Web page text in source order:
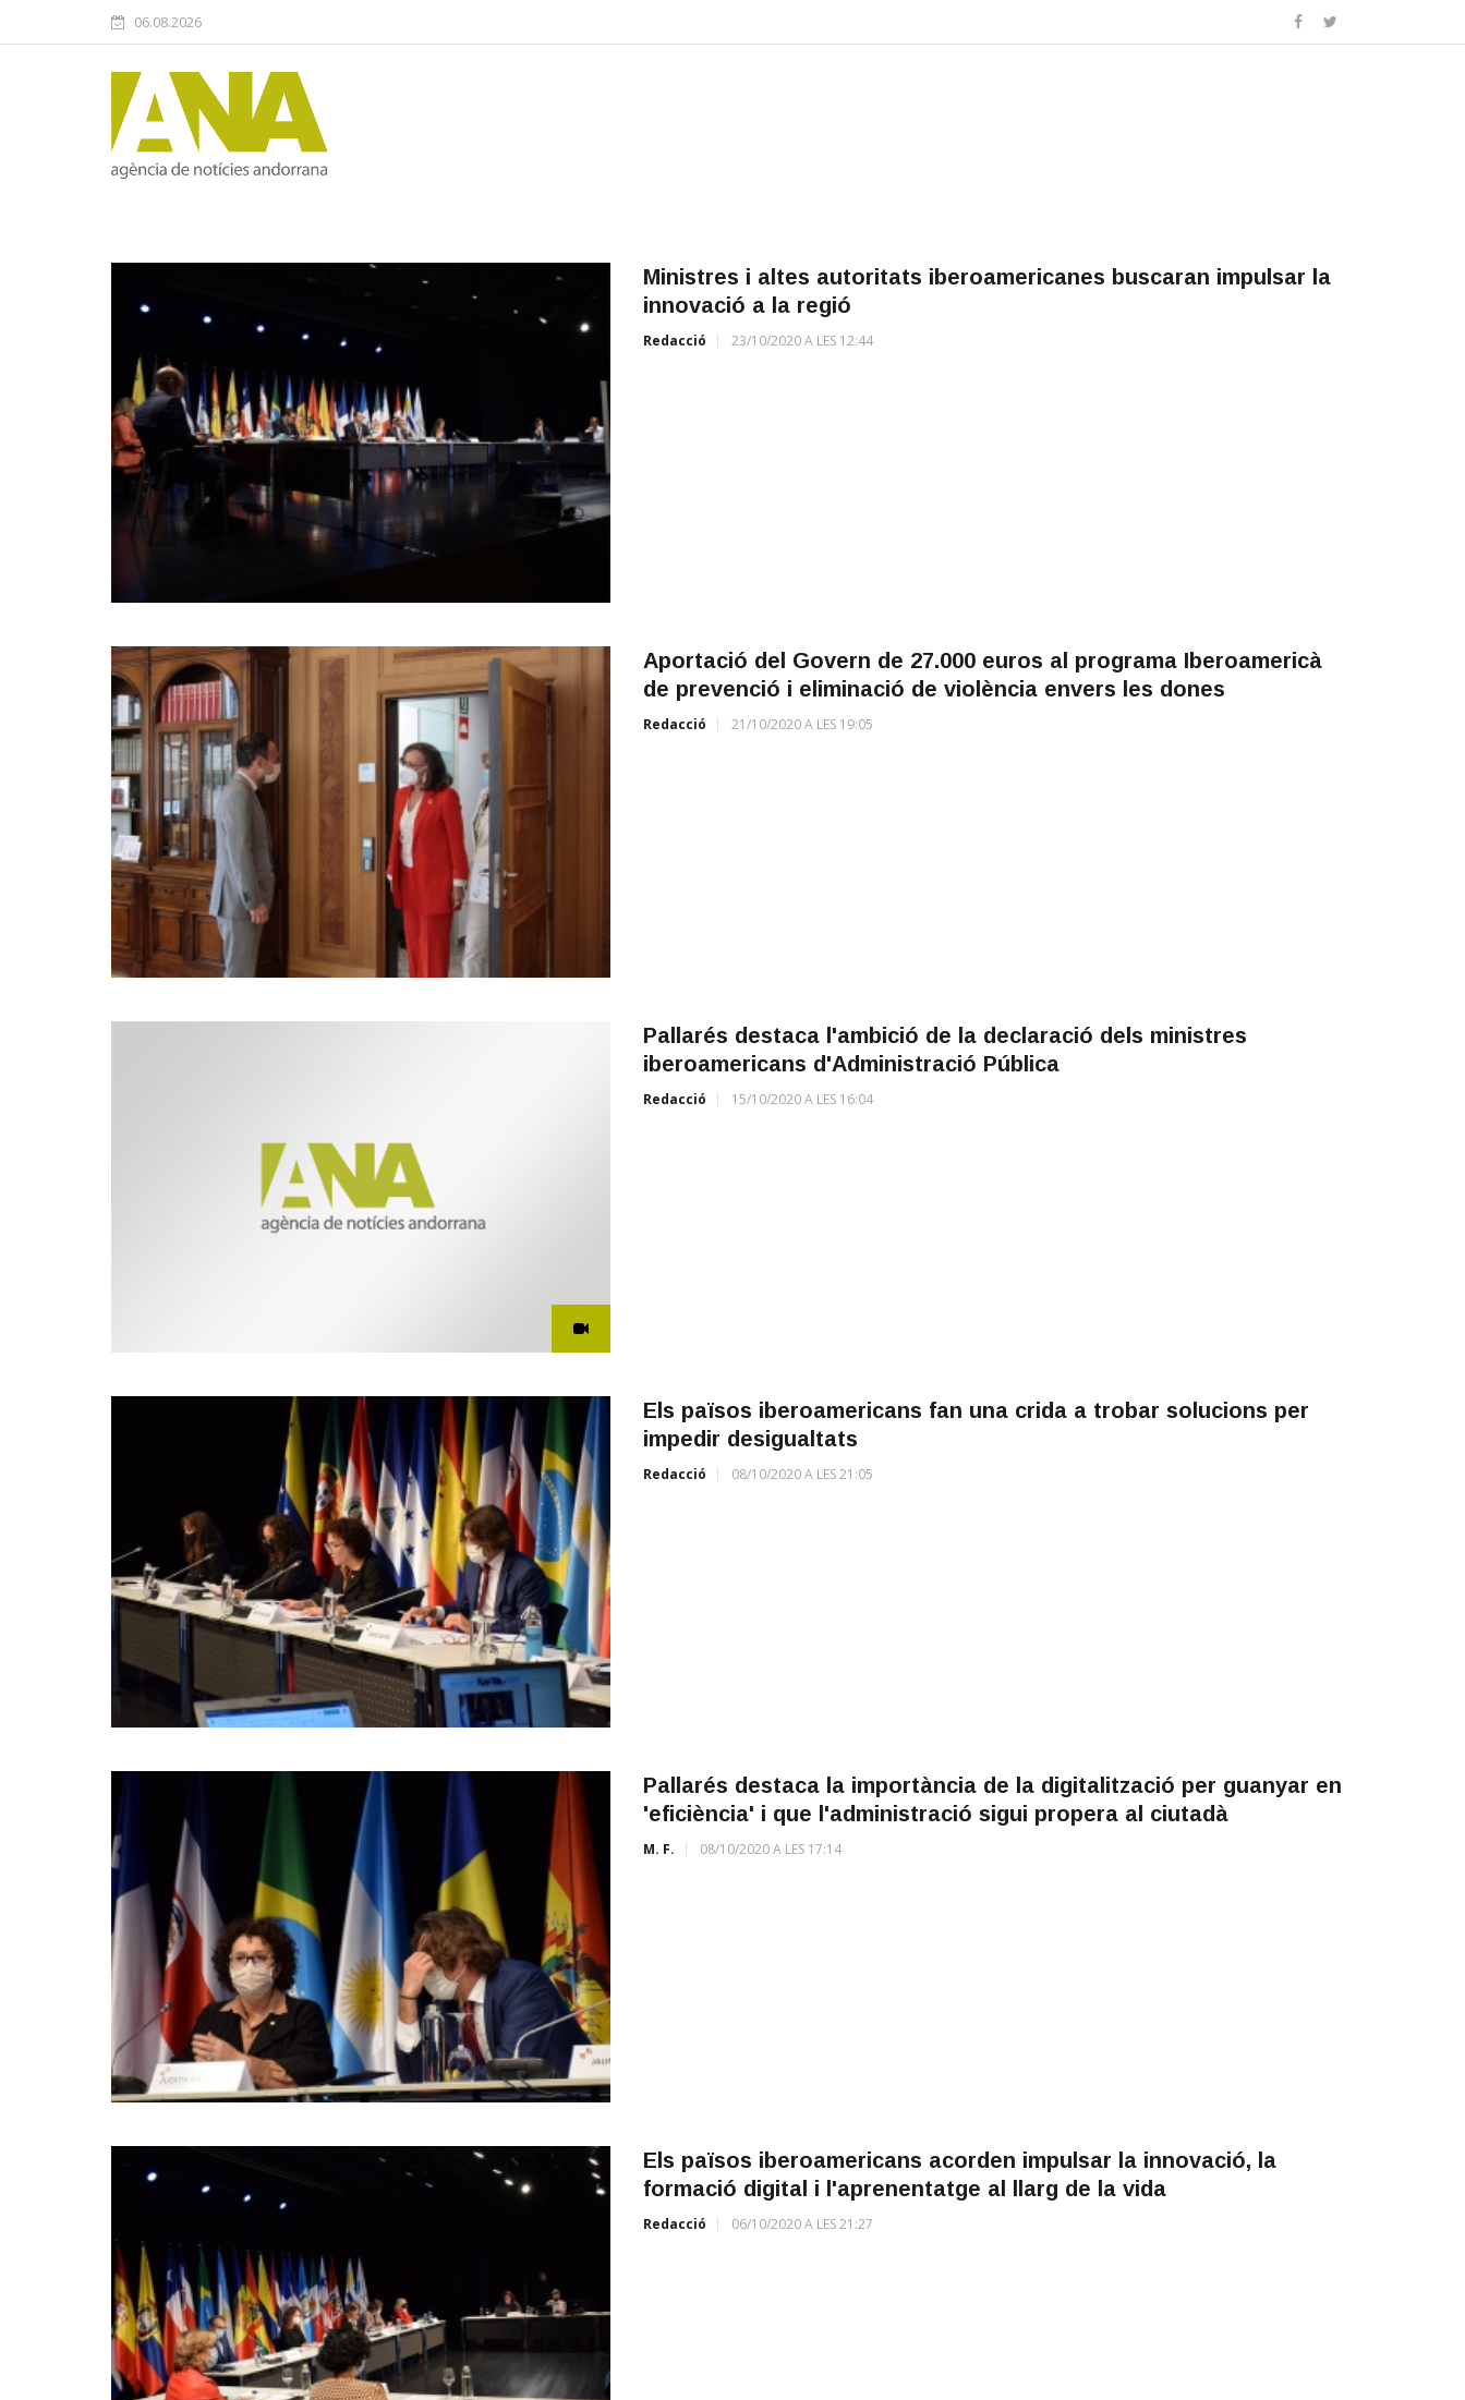
06.08.2026
Ministres i altes autoritats iberoamericanes buscaran impulsar la
innovació a la regió
Redacció 23/10/2020 A LES 12:44
Aportació del Govern de 27.000 euros al programa Iberoamericà
de prevenció i eliminació de violència envers les dones
Redacció 21/10/2020 A LES 19:05
Pallarés destaca l'ambició de la declaració dels ministres
iberoamericans d'Administració Pública
Redacció 15/10/2020 A LES 16:04
Els països iberoamericans fan una crida a trobar solucions per
impedir desigualtats
Redacció 08/10/2020 A LES 21:05
Pallarés destaca la importància de la digitalització per guanyar en
'eficiència' i que l'administració sigui propera al ciutadà
M. F. 08/10/2020 A LES 17:14
Els països iberoamericans acorden impulsar la innovació, la
formació digital i l'aprenentatge al llarg de la vida
Redacció 06/10/2020 A LES 21:27